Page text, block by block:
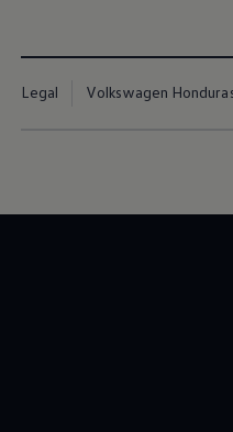
Legal Volkswagen